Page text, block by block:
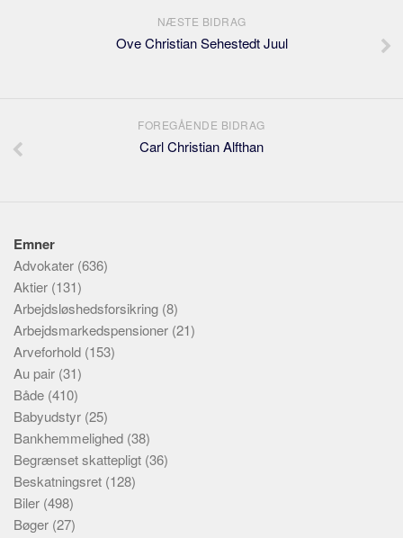
NÆSTE BIDRAG
Ove Christian Sehestedt Juul
FOREGÅENDE BIDRAG
Carl Christian Alfthan
Emner
Advokater (636)
Aktier (131)
Arbejdsløshedsforsikring (8)
Arbejdsmarkedspensioner (21)
Arveforhold (153)
Au pair (31)
Både (410)
Babyudstyr (25)
Bankhemmelighed (38)
Begrænset skattepligt (36)
Beskatningsret (128)
Biler (498)
Bøger (27)